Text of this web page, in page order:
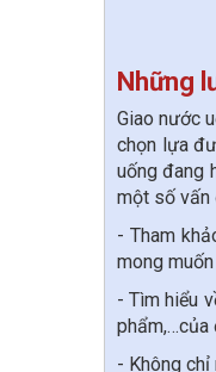
Những
Giao nước
chọn lựa
uống đang
một số vấn
- Tham
mong
- Tìm hiểu
phẩm,…của
- Không